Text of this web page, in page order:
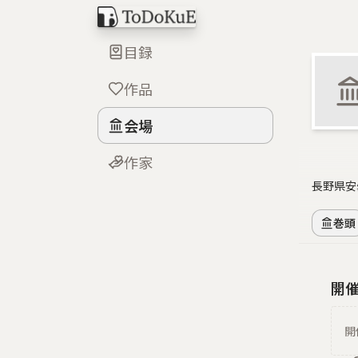
目録
作品
会場
作家
長野県
巻頭
開